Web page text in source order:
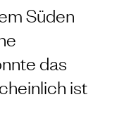
Süden
das
ist